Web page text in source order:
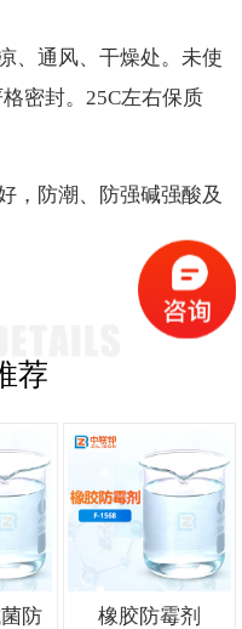
、通风、干燥处。未使
密封。 25C左右保质
，防潮、防强碱强酸及
荐
防 橡胶防霉剂